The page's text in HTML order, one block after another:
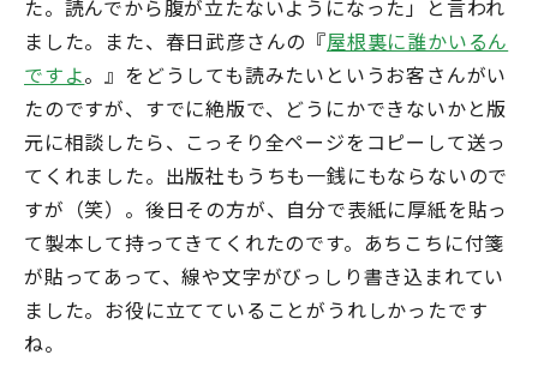
た。読んでから腹が立たないようになった」と言われ
ました。また、春日武彦さんの『屋根裏に誰かいるん
ですよ。』をどうしても読みたいというお客さんがい
たのですが、すでに絶版で、どうにかできないかと版
元に相談したら、こっそり全ページをコピーして送っ
てくれました。出版社もうちも一銭にもならないので
すが（笑）。後日その方が、自分で表紙に厚紙を貼っ
て製本して持ってきてくれたのです。あちこちに付箋
が貼ってあって、線や文字がびっしり書き込まれてい
ました。お役に立てていることがうれしかったです
ね。